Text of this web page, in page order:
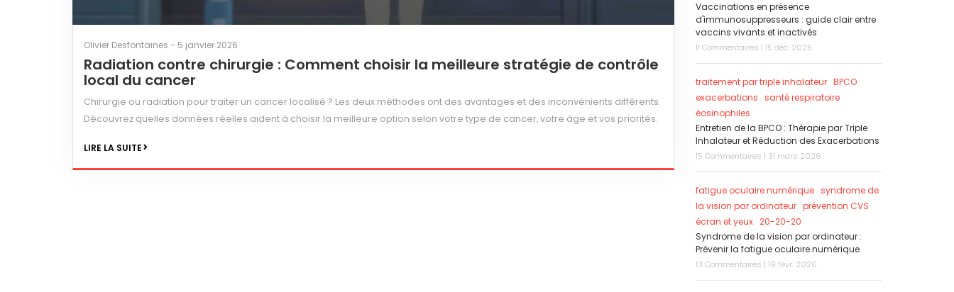
Olivier Desfontaines - 5 janvier 2026
Radiation contre chirurgie : Comment choisir la meilleure stratégie de contrôle
local du cancer
Chirurgie ou radiation pour traiter un cancer localisé ? Les deux méthodes ont des avantages et des inconvénients différents.
Découvrez quelles données réelles aident à choisir la meilleure option selon votre type de cancer, votre âge et vos priorités.
LIRE LA SUITE
Vaccinations en présence
d'immunosuppresseurs : guide clair entre
vaccins vivants et inactivés
11 Commentaires | 15 déc. 2025
traitement par triple inhalateur BPCO
exacerbations santé respiratoire
éosinophiles
Entretien de la BPCO : Thérapie par Triple
Inhalateur et Réduction des Exacerbations
15 Commentaires | 31 mars 2026
fatigue oculaire numérique syndrome de
la vision par ordinateur prévention CVS
écran et yeux 20-20-20
Syndrome de la vision par ordinateur :
Prévenir la fatigue oculaire numérique
13 Commentaires | 19 févr. 2026